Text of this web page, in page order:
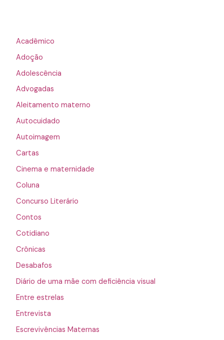
Acadêmico
Adoção
Adolescência
Advogadas
Aleitamento materno
Autocuidado
Autoimagem
Cartas
Cinema e maternidade
Coluna
Concurso Literário
Contos
Cotidiano
Crônicas
Desabafos
Diário de uma mãe com deficiência visual
Entre estrelas
Entrevista
Escrevivências Maternas